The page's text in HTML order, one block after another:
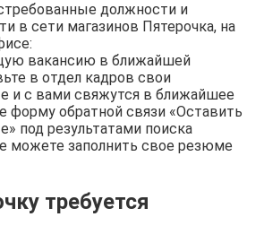
должности и
в сети магазинов Пятерочка, на
вакансию в ближайшей
в отдел кадров свои
и с вами свяжутся в ближайшее
форму обратной связи «Оставить
под результатами поиска
можете заполнить свое резюме
требуется